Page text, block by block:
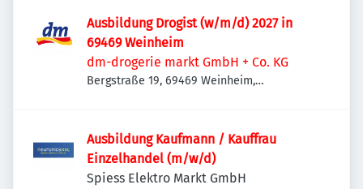
Ausbildung Drogist (w/m/d) 2027 in
69469 Weinheim
dm-drogerie markt GmbH + Co. KG
Bergstraße 19, 69469 Weinheim,
Ausbildung Kaufmann / Kauffrau
Einzelhandel (m/w/d)
Spiess Elektro Markt GmbH